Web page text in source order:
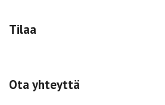
Tilaa
Ota yhteyttä